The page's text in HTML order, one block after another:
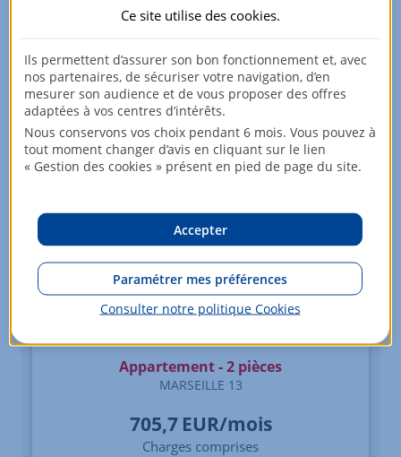
DPE : B
Voir +
Appartement - 2 pièces
MARSEILLE 13
705,7 EUR/mois
Charges comprises
Ce site utilise des cookies.
Ils permettent d’assurer son bon fonctionnement et, avec
nos partenaires, de sécuriser votre navigation, d’en
mesurer son audience et de vous proposer des offres
adaptées à vos centres d’intérêts.
Nous conservons vos choix pendant 6 mois. Vous pouvez à
tout moment changer d’avis en cliquant sur le lien
« Gestion des cookies » présent en pied de page du site.
Accepter
Paramétrer mes préférences
Consulter notre politique Cookies